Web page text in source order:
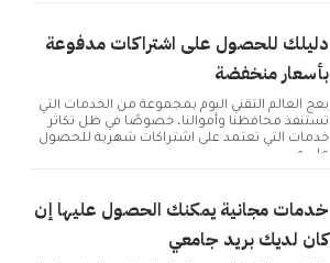
دليلك للحصول على اشتراكات مدفوعة
بأسعار منخفضة
يعج العالم التقني اليوم بمجموعة من الخدمات التي
تستنفذ محافظنا وأموالنا، خصوصًا في ظل تكاثر
خدمات التي تعتمد على اشتراكات شهرية للحصول
على م...
خدمات مجانية يمكنك الحصول عليها إن
كان لديك بريد جامعي